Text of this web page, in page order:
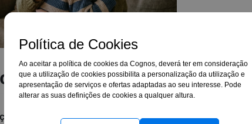
Política de Cookies
Ao aceitar a política de cookies da Cognos, deverá ter em consideração
que a utilização de cookies possibilita a personalização da utilização e
apresentação de serviços e ofertas adaptadas ao seu interesse. Pode
alterar as suas definições de cookies a qualquer altura.
dos Maus Tratos na
dos Maus Tratos na Infância, promovido pela